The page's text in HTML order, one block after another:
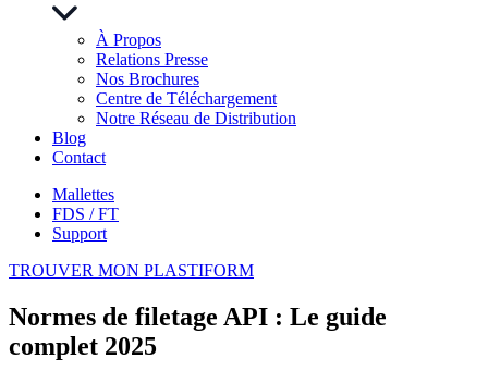
À Propos
Relations Presse
Nos Brochures
Centre de Téléchargement
Notre Réseau de Distribution
Blog
Contact
Mallettes
FDS / FT
Support
TROUVER MON PLASTIFORM
Normes de filetage API : Le guide
complet 2025